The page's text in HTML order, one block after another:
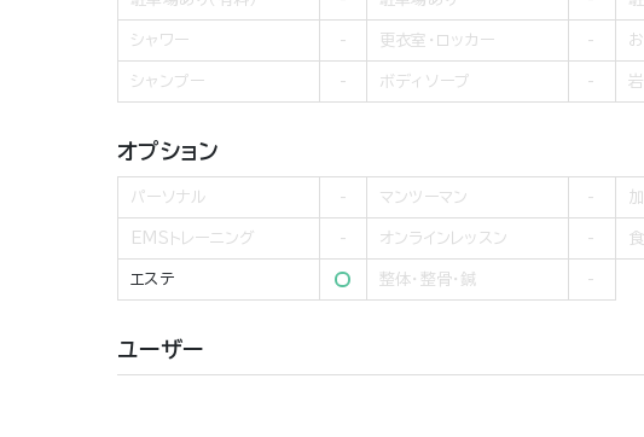
シャワー 更衣室・ロッカー
シャンプー ボディソープ
オプション
パーソナル マンツーマン
EMSトレーニング オンラインレッスン
エステ 整体・整骨・鍼
ユーザー